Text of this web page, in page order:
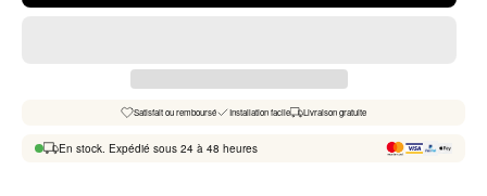
Satisfait ou remboursé Installation facile Livraison gratuite
En stock. Expédié sous 24 à 48 heures